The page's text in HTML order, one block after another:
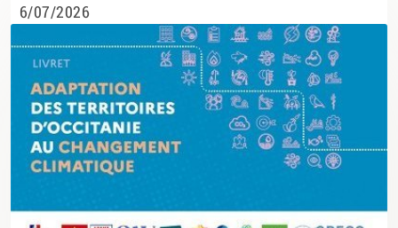
6/07/2026